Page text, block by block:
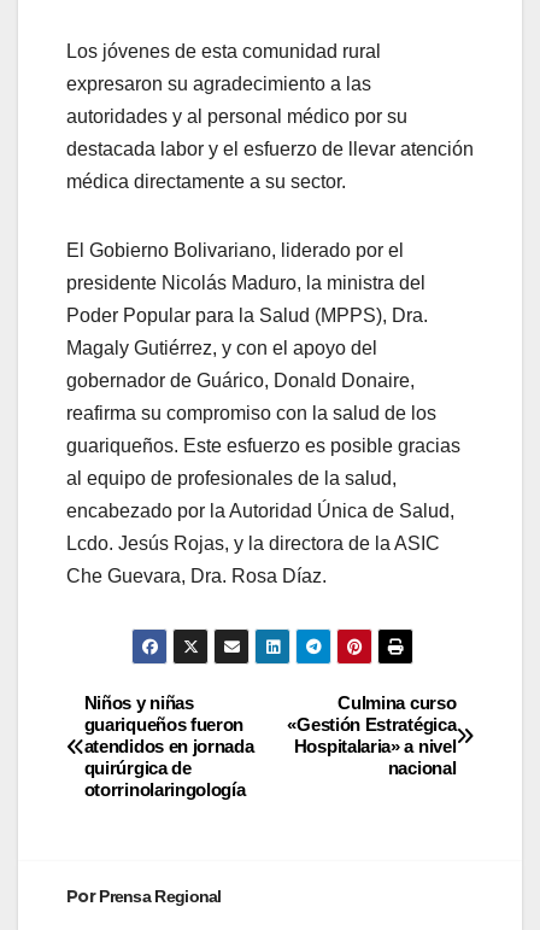
Los jóvenes de esta comunidad rural
expresaron su agradecimiento a las
autoridades y al personal médico por su
destacada labor y el esfuerzo de llevar atención
médica directamente a su sector.
El Gobierno Bolivariano, liderado por el
presidente Nicolás Maduro, la ministra del
Poder Popular para la Salud (MPPS), Dra.
Magaly Gutiérrez, y con el apoyo del
gobernador de Guárico, Donald Donaire,
reafirma su compromiso con la salud de los
guariqueños. Este esfuerzo es posible gracias
al equipo de profesionales de la salud,
encabezado por la Autoridad Única de Salud,
Lcdo. Jesús Rojas, y la directora de la ASIC
Che Guevara, Dra. Rosa Díaz.
Culmina curso
«Gestión Estratégica
Hospitalaria» a nivel
nacional
Niños y niñas
guariqueños fueron
atendidos en jornada
quirúrgica de
otorrinolaringología
PorPrensa Regional